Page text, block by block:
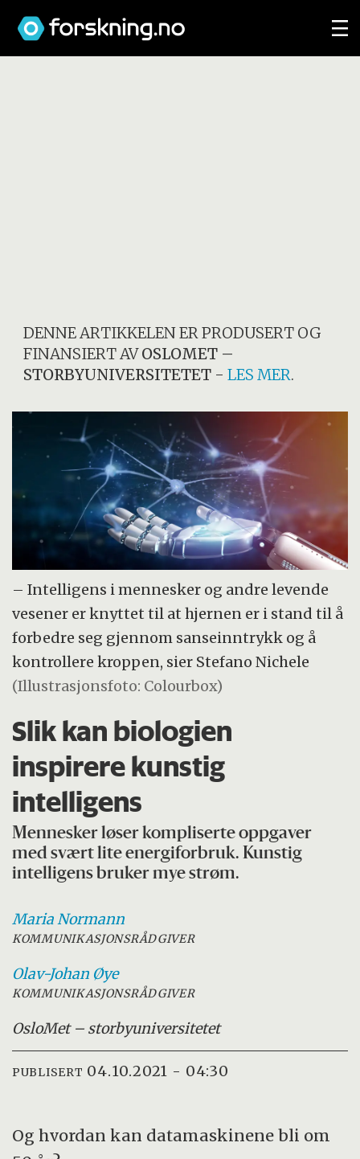
DENNE ARTIKKELEN ER PRODUSERT OG
FINANSIERT AVOSLOMET –
STORBYUNIVERSITETET -LES MER.
– Intelligens i mennesker og andre levende
vesener er knyttet til at hjernen er i stand til å
forbedre seg gjennom sanseinntrykk og å
kontrollere kroppen, sier Stefano Nichele
(Illustrasjonsfoto: Colourbox)
Slik kan biologien
inspirere kunstig
intelligens
Mennesker løser kompliserte oppgaver
med svært lite energiforbruk. Kunstig
intelligens bruker mye strøm.
MariaNormann
KOMMUNIKASJONSRÅDGIVER
Olav-Johan Øye
KOMMUNIKASJONSRÅDGIVER
OsloMet – storbyuniversitetet
PUBLISERT 04.10.2021 - 04:30
Og hvordan kan datamaskinene bli om